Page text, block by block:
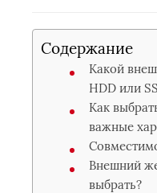
Содержание
Какой
HDD или
Как
важные
Внешний
выбрать?